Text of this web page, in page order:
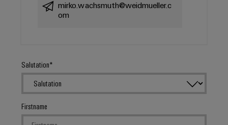
mirko.wachsmuth@weidmueller.c
om
Salutation
Firstname